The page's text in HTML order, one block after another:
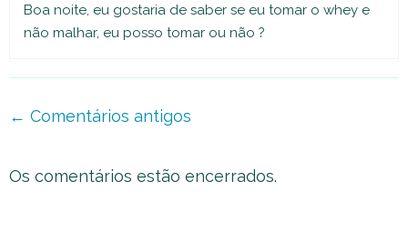
Boa noite, eu gostaria de saber se eu tomar o whey e
não malhar, eu posso tomar ou não ?
Navegação
comentário
← Comentários antigos
Os comentários estão encerrados.